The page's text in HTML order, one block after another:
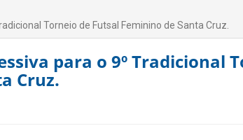
Torneio de Futsal Feminino de Santa Cruz.
para o 9º Tradicional
Cruz.